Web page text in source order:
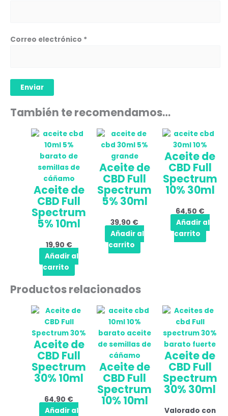
Correo electrónico *
También te recomendamos…
Aceite de
CBD Full
Spectrum
5% 10ml
19,90 €
Añadir al
carrito
Aceite de
CBD Full
Spectrum
5% 30ml
39,90 €
Añadir al
carrito
Aceite de
CBD Full
Spectrum
10% 30ml
64,50 €
Añadir al
carrito
Productos relacionados
Aceite de
CBD Full
Spectrum
30% 10ml
64,90 €
Añadir al
Aceite de
CBD Full
Spectrum
10% 10ml
Aceite de
CBD Full
Spectrum
30% 30ml
Valorado con